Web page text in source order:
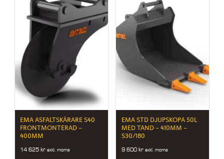
EMA ASFALTSKÄRARE S40
FRONTMONTERAD –
400MM
14 625kr exkl. moms
EMA STD DJUPSKOPA 50L
MED TAND – 410MM –
S30/180
9 600 kr exkl. moms